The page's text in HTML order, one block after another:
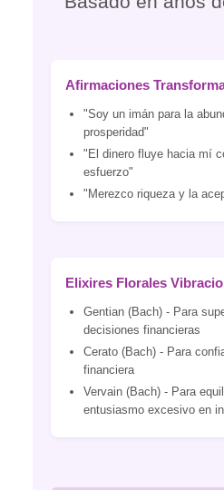
Afirmaciones
"Soy un imán para la
prosperidad"
"El dinero fluye hacia mí
esfuerzo"
"Merezco riqueza y la
Elixires Florales
Gentian (Bach) - Para
decisiones financieras
Cerato (Bach) - Para
financiera
Vervain (Bach) - Para
entusiasmo excesivo en